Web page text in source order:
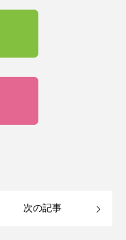
次の記事